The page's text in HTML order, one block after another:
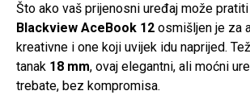
Što ako vaš prijenosni uređaj može
Blackview AceBook 12 osmišljen je za
kreativne i one koji uvijek idu naprijed.
tanak 18 mm, ovaj elegantni, ali moćni
trebate, bez kompromisa.